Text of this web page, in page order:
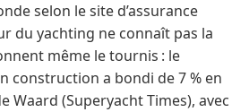
selon le site d’assurance
du yachting ne connaît pas la
même le tournis : le
construction a bondi de 7 % en
Waard (Superyacht Times), avec